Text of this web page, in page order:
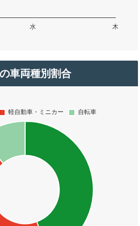
車両種別割合